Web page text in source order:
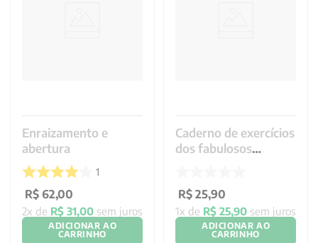
Enraizamento e
abertura
1
R$ 62,00
2x de R$ 31,00 sem juros
ADICIONAR AO
CARRINHO
Caderno de exercícios
dos fabulosos
R$ 25,90
1x de R$ 25,90 sem juros
ADICIONAR AO
CARRINHO